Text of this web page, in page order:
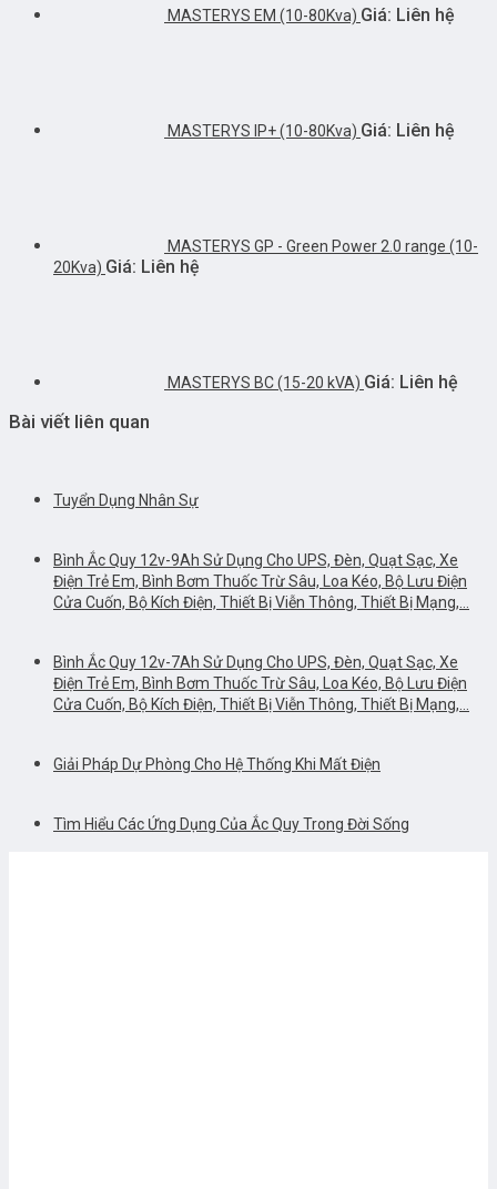
MASTERYS EM (10-80Kva) Giá: Liên hệ
MASTERYS IP+ (10-80Kva) Giá: Liên hệ
MASTERYS GP - Green Power 2.0 range (10-
20Kva) Giá: Liên hệ
MASTERYS BC (15-20 kVA) Giá: Liên hệ
Bài viết liên quan
Tuyển Dụng Nhân Sự
Bình Ắc Quy 12v-9Ah Sử Dụng Cho UPS, Đèn, Quạt Sạc, Xe
Điện Trẻ Em, Bình Bơm Thuốc Trừ Sâu, Loa Kéo, Bộ Lưu Điện
Cửa Cuốn, Bộ Kích Điện, Thiết Bị Viễn Thông, Thiết Bị Mạng,…
Bình Ắc Quy 12v-7Ah Sử Dụng Cho UPS, Đèn, Quạt Sạc, Xe
Điện Trẻ Em, Bình Bơm Thuốc Trừ Sâu, Loa Kéo, Bộ Lưu Điện
Cửa Cuốn, Bộ Kích Điện, Thiết Bị Viễn Thông, Thiết Bị Mạng,…
Giải Pháp Dự Phòng Cho Hệ Thống Khi Mất Điện
Tìm Hiểu Các Ứng Dụng Của Ắc Quy Trong Đời Sống